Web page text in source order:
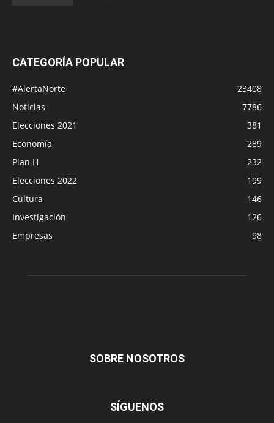
CATEGORÍA POPULAR
#AlertaNorte
23408
Noticias
7786
Elecciones 2021
381
Economía
289
Plan H
232
Elecciones 2022
199
Cultura
146
Investigación
126
Empresas
98
SOBRE NOSOTROS
SÍGUENOS